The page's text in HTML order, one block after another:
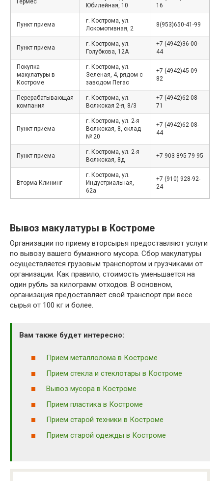
Юбилейная, 10
16
Пункт приема
г. Кострома, ул.
Локомотивная, 2
8(953)650-41-99
Пункт приема
г. Кострома, ул.
Голубкова, 12А
+7 (4942)36-00-
44
Покупка
макулатуры в
Костроме
г. Кострома, ул.
Зеленая, 4, рядом с
заводом Пегас
+7 (4942)45-09-
82
Перерабатывающая
компания
г. Кострома, ул.
Волжская 2-я, 8/3
+7 (4942)62-08-
71
Пункт приема
г. Кострома, ул. 2-я
Волжская, 8, склад
№ 20
+7 (4942)62-08-
44
Пункт приема
г. Кострома, ул. 2-я
Волжская, 8д
+7 903 895 79 95
Вторма Клининг
г. Кострома, ул.
Индустриальная,
62а
+7 (910) 928-92-
24
Вывоз макулатуры в Костроме
Организации по приему вторсырья предоставляют услуги
по вывозу вашего бумажного мусора. Сбор макулатуры
осуществляется грузовым транспортом и грузчиками от
организации. Как правило, стоимость уменьшается на
один рубль за килограмм отходов. В основном,
организация предоставляет свой транспорт при весе
сырья от 100 кг и более.
Вам также будет интересно:
Прием металлолома в Костроме
Прием стекла и стеклотары в Костроме
Вывоз мусора в Костроме
Прием пластика в Костроме
Прием старой техники в Костроме
Прием старой одежды в Костроме